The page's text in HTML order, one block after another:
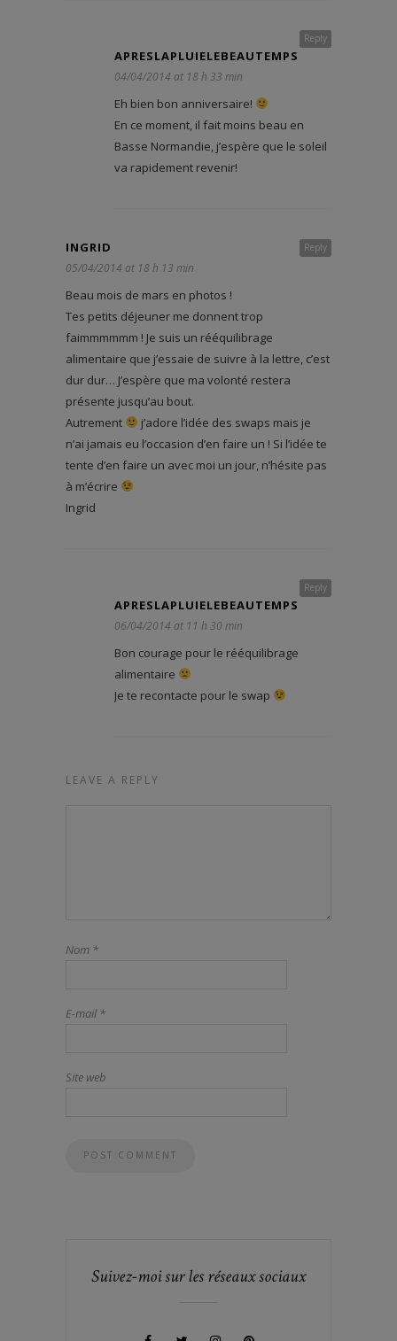
Reply
APRESLAPLUIELEBEAUTEMPS
04/04/2014 at 18 h 33 min
Eh bien bon anniversaire!
En ce moment, il fait moins beau en
Basse Normandie, j’espère que le soleil
va rapidement revenir!
Reply
INGRID
05/04/2014 at 18 h 13 min
Beau mois de mars en photos !
Tes petits déjeuner me donnent trop
faimmmmmm ! Je suis un rééquilibrage
alimentaire que j’essaie de suivre à la lettre, c’est
dur dur… J’espère que ma volonté restera
présente jusqu’au bout.
Autrement
j’adore l’idée des swaps mais je
n’ai jamais eu l’occasion d’en faire un ! Si l’idée te
tente d’en faire un avec moi un jour, n’hésite pas
à m’écrire
Ingrid
Reply
APRESLAPLUIELEBEAUTEMPS
06/04/2014 at 11 h 30 min
Bon courage pour le rééquilibrage
alimentaire
Je te recontacte pour le swap
LEAVE A REPLY
Nom *
E-mail*
Site web
Suivez-moi sur les réseaux sociaux